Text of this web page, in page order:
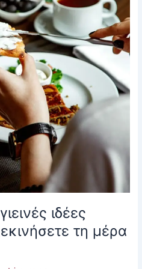
ιδέες
τη μέρα